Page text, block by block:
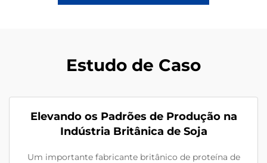
Estudo de Caso
Elevando os Padrões de Produção na
Indústria Britânica de Soja
Um importante fabricante britânico de proteína de